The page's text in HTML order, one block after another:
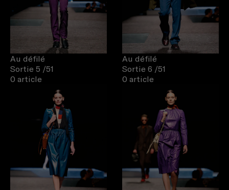
Au défilé
Sortie 5 /51
0 article
Au défilé
Sortie 6 /51
0 article